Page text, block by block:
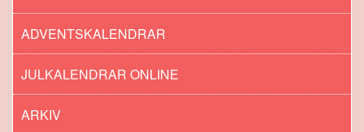
ADVENTSKALENDRAR
JULKALENDRAR ONLINE
ARKIV